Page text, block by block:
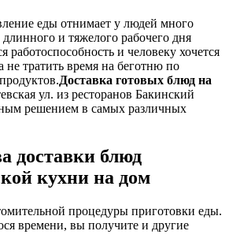
еды отнимает у людей много
и тяжелого рабочего дня
работоспособность и человеку хочется
не тратить время на беготню по
Доставка готовых блюд на
ул. из ресторанов Бакинский
решением в самых различных
доставки блюд
кухни на дом
процедуры приготовки еды.
времени, вы получите и другие